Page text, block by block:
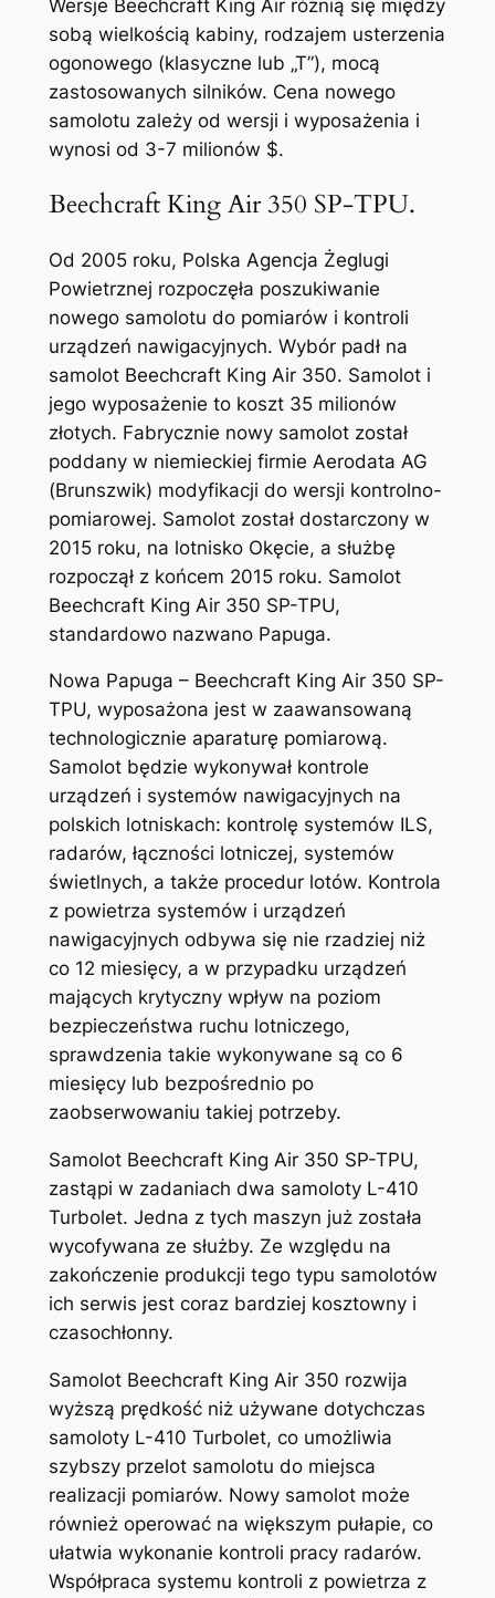
Wersje Beechcraft King Air różnią się między
sobą wielkością kabiny, rodzajem usterzenia
ogonowego (klasyczne lub „T”), mocą
zastosowanych silników. Cena nowego
samolotu zależy od wersji i wyposażenia i
wynosi od 3-7 milionów $.
Beechcraft King Air 350 SP-TPU.
Od 2005 roku, Polska Agencja Żeglugi
Powietrznej rozpoczęła poszukiwanie
nowego samolotu do pomiarów i kontroli
urządzeń nawigacyjnych. Wybór padł na
samolot Beechcraft King Air 350. Samolot i
jego wyposażenie to koszt 35 milionów
złotych. Fabrycznie nowy samolot został
poddany w niemieckiej firmie Aerodata AG
(Brunszwik) modyfikacji do wersji kontrolno-
pomiarowej. Samolot został dostarczony w
2015 roku, na lotnisko Okęcie, a służbę
rozpoczął z końcem 2015 roku. Samolot
Beechcraft King Air 350 SP-TPU,
standardowo nazwano Papuga.
Nowa Papuga – Beechcraft King Air 350 SP-
TPU, wyposażona jest w zaawansowaną
technologicznie aparaturę pomiarową.
Samolot będzie wykonywał kontrole
urządzeń i systemów nawigacyjnych na
polskich lotniskach: kontrolę systemów ILS,
radarów, łączności lotniczej, systemów
świetlnych, a także procedur lotów. Kontrola
z powietrza systemów i urządzeń
nawigacyjnych odbywa się nie rzadziej niż
co 12 miesięcy, a w przypadku urządzeń
mających krytyczny wpływ na poziom
bezpieczeństwa ruchu lotniczego,
sprawdzenia takie wykonywane są co 6
miesięcy lub bezpośrednio po
zaobserwowaniu takiej potrzeby.
Samolot Beechcraft King Air 350 SP-TPU,
zastąpi w zadaniach dwa samoloty L-410
Turbolet. Jedna z tych maszyn już została
wycofywana ze służby. Ze względu na
zakończenie produkcji tego typu samolotów
ich serwis jest coraz bardziej kosztowny i
czasochłonny.
Samolot Beechcraft King Air 350 rozwija
wyższą prędkość niż używane dotychczas
samoloty L-410 Turbolet, co umożliwia
szybszy przelot samolotu do miejsca
realizacji pomiarów. Nowy samolot może
również operować na większym pułapie, co
ułatwia wykonanie kontroli pracy radarów.
Współpraca systemu kontroli z powietrza z